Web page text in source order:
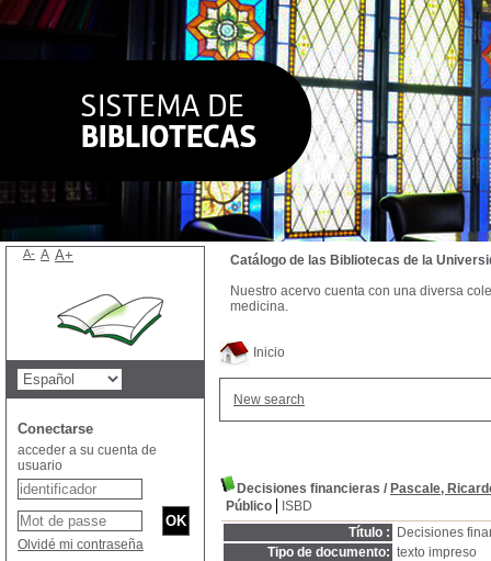
Inicio
New search
Decisiones financieras / Pascale,
Público
ISBD
Título :
Decisiones
Tipo de documento: texto impreso
Catálogo de las Bibliotecas de la
Nuestro acervo cuenta con una diversa
medicina.
A- A A+
Conectarse
acceder a su cuenta de
usuario
Olvidé mi contraseña